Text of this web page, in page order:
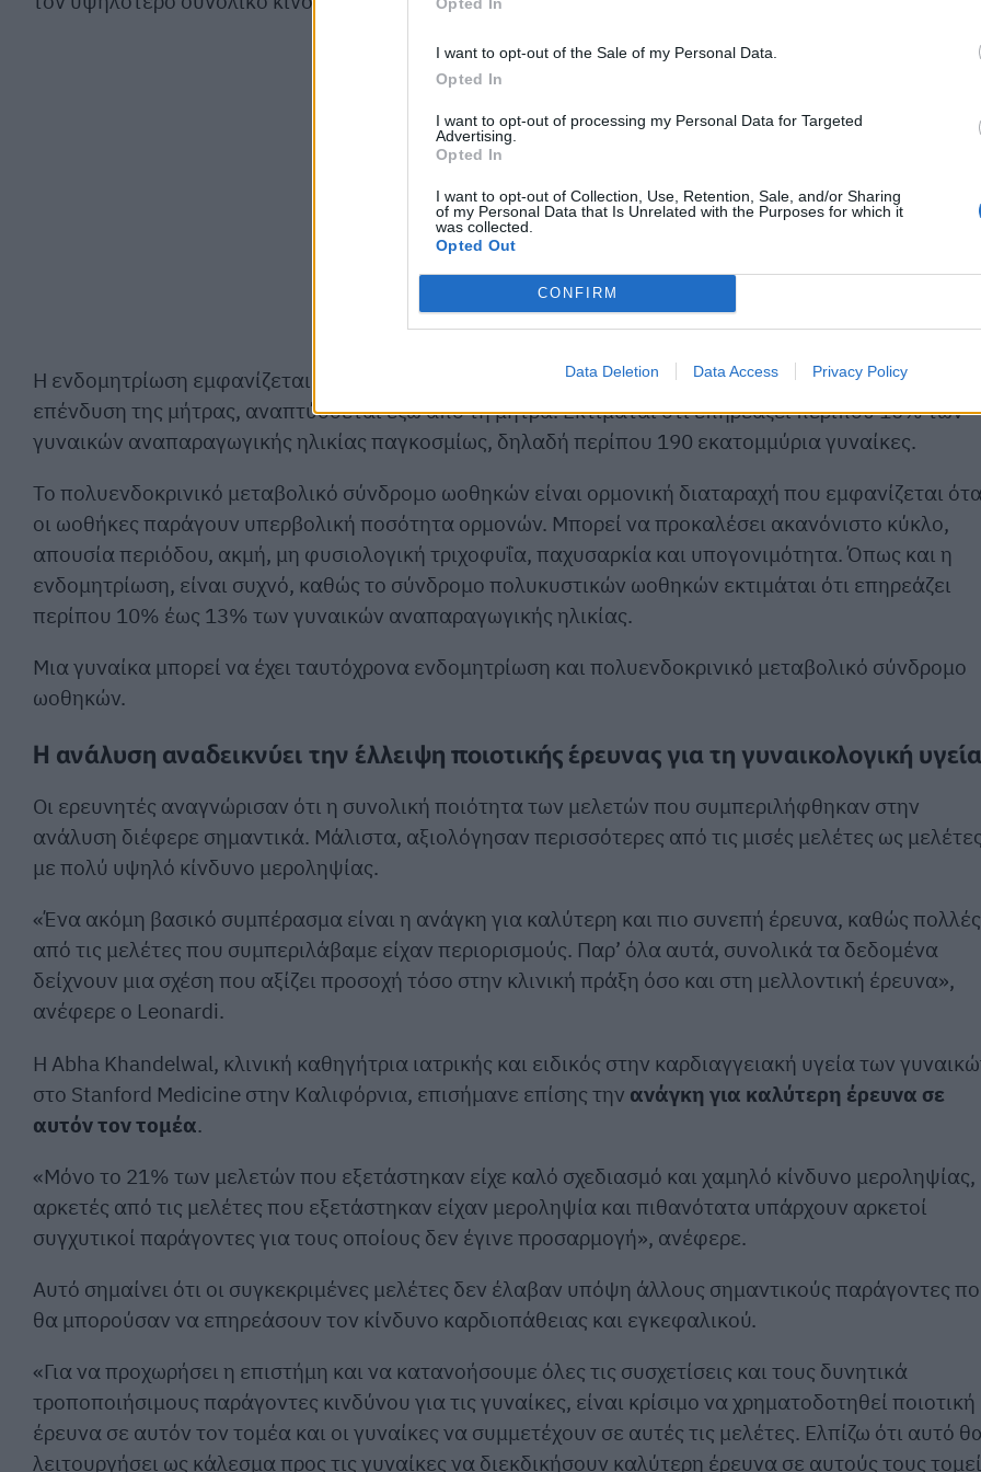
I want to opt-out of the Sale of my Personal Data.
Opted In
I want to opt-out of processing my Personal Data for Targeted
Advertising.
Opted In
I want to opt-out of Collection, Use, Retention, Sale, and/or Sharing
of my Personal Data that Is Unrelated with the Purposes for which it
was collected.
Opted Out
CONFIRM
Data Deletion Data Access Privacy Policy
Η ενδομητρίωση εμφανίζεται όταν ιστός παρόμοιος με το ενδομήτριο, δηλαδή την εσωτερική
επένδυση της μήτρας, αναπτύσσεται έξω από τη μήτρα. Εκτιμάται ότι επηρεάζει περίπου 10% των
γυναικών αναπαραγωγικής ηλικίας παγκοσμίως, δηλαδή περίπου 190 εκατομμύρια γυναίκες.
Το πολυενδοκρινικό μεταβολικό σύνδρομο ωοθηκών είναι ορμονική διαταραχή που εμφανίζεται
οι ωοθήκες παράγουν υπερβολική ποσότητα ορμονών. Μπορεί να προκαλέσει ακανόνιστο κύκλο,
απουσία περιόδου, ακμή, μη φυσιολογική τριχοφυΐα, παχυσαρκία και υπογονιμότητα. Όπως και η
ενδομητρίωση, είναι συχνό, καθώς το σύνδρομο πολυκυστικών ωοθηκών εκτιμάται ότι επηρεάζει
περίπου 10% έως 13% των γυναικών αναπαραγωγικής ηλικίας.
Μια γυναίκα μπορεί να έχει ταυτόχρονα ενδομητρίωση και πολυενδοκρινικό μεταβολικό σύνδρομο
ωοθηκών.
Η ανάλυση αναδεικνύει την έλλειψη ποιοτικής έρευνας για τη γυναικολογική υγεία
Οι ερευνητές αναγνώρισαν ότι η συνολική ποιότητα των μελετών που συμπεριλήφθηκαν στην
ανάλυση διέφερε σημαντικά. Μάλιστα, αξιολόγησαν περισσότερες από τις μισές μελέτες ως
με πολύ υψηλό κίνδυνο μεροληψίας.
«Ένα ακόμη βασικό συμπέρασμα είναι η ανάγκη για καλύτερη και πιο συνεπή έρευνα, καθώς πολλές
από τις μελέτες που συμπεριλάβαμε είχαν περιορισμούς. Παρ’ όλα αυτά, συνολικά τα δεδομένα
δείχνουν μια σχέση που αξίζει προσοχή τόσο στην κλινική πράξη όσο και στη μελλοντική έρευνα»,
ανέφερε ο Leonardi.
Η Abha Khandelwal, κλινική καθηγήτρια ιατρικής και ειδικός στην καρδιαγγειακή υγεία των
στο Stanford Medicine στην Καλιφόρνια, επισήμανε επίσης την ανάγκη για καλύτερη έρευνα σε
αυτόν τον τομέα.
«Μόνο το 21% των μελετών που εξετάστηκαν είχε καλό σχεδιασμό και χαμηλό κίνδυνο μεροληψίας,
αρκετές από τις μελέτες που εξετάστηκαν είχαν μεροληψία και πιθανότατα υπάρχουν αρκετοί
συγχυτικοί παράγοντες για τους οποίους δεν έγινε προσαρμογή», ανέφερε.
Αυτό σημαίνει ότι οι συγκεκριμένες μελέτες δεν έλαβαν υπόψη άλλους σημαντικούς παράγοντες
θα μπορούσαν να επηρεάσουν τον κίνδυνο καρδιοπάθειας και εγκεφαλικού.
«Για να προχωρήσει η επιστήμη και να κατανοήσουμε όλες τις συσχετίσεις και τους δυνητικά
τροποποιήσιμους παράγοντες κινδύνου για τις γυναίκες, είναι κρίσιμο να χρηματοδοτηθεί ποιοτική
έρευνα σε αυτόν τον τομέα και οι γυναίκες να συμμετέχουν σε αυτές τις μελέτες. Ελπίζω ότι αυτό
λειτουργήσει ως κάλεσμα προς τις γυναίκες να διεκδικήσουν καλύτερη έρευνα σε αυτούς τους